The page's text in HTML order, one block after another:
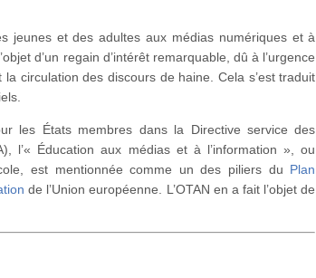
jeunes et des adultes aux médias numériques et à
d’un regain d’intérêt remarquable, dû à l’urgence
circulation des discours de haine. Cela s’est traduit
les États membres dans la Directive service des
l’« Éducation aux médias et à l’information », ou
est mentionnée comme un des piliers du Plan
de l’Union européenne. L’OTAN en a fait l’objet de